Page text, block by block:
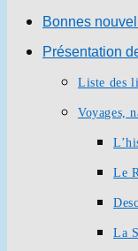
Bonnes
Présentation
Liste des
Voyages,
Le
La